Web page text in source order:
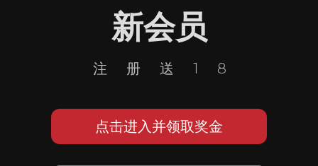
新会员
注册送18
点击进入并领取奖金